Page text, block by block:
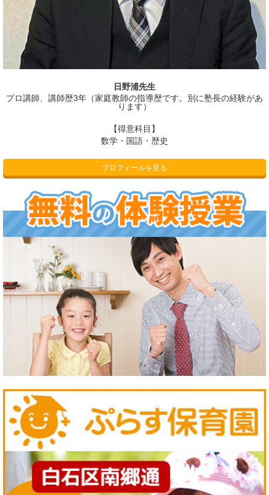
日野浦先生
プロ講師、講師歴3年（家庭教師の指導歴です。別に塾長の経験があ
ります）
【得意科目】
数学・国語・歴史
プロフィールを見る